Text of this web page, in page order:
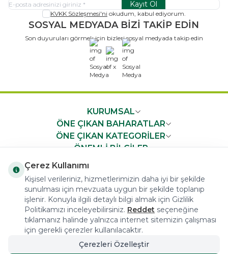
Kayıt Ol
KVKK Sözleşmesi'ni okudum, kabul ediyorum.
SOSYAL MEDYADA BİZİ TAKİP EDİN
Son duyuruları görmek için bizleri sosyal medyada takip edin
x
KURUMSAL
ÖNE ÇIKAN BAHARATLAR
ÖNE ÇIKAN KATEGORİLER
ÖNEMLİ BİLGİLER
COPYRIGHT © 2023 arifoglu.com ALL RIGHTS RESERVED
Çerez Kullanımı
Kişisel verileriniz, hizmetlerimizin daha iyi bir şekilde
sunulması için mevzuata uygun bir şekilde toplanıp
işlenir. Konuyla ilgili detaylı bilgi almak için Gizlilik
Politikamızı inceleyebilirsiniz. Reddet seçeneğine
tıklamanız halinde yalnızca internet sitemizin çalışması
için gerekli çerezler kullanılacaktır.
Çerezleri Özelleştir